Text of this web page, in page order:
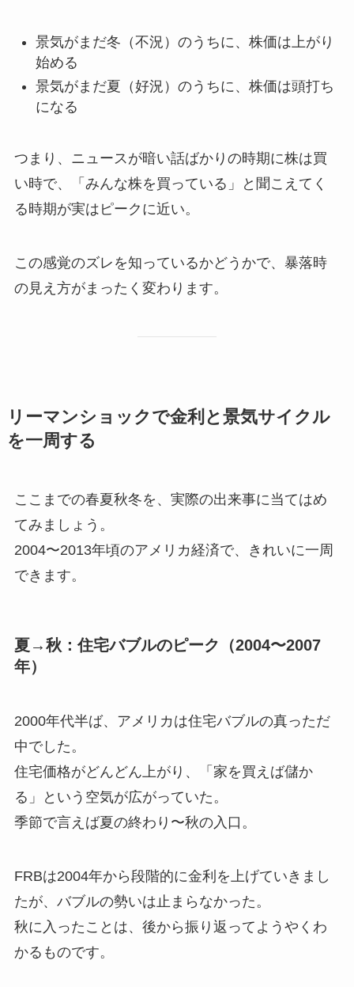
景気がまだ冬（不況）のうちに、株価は上がり
始める
景気がまだ夏（好況）のうちに、株価は頭打ち
になる
つまり、ニュースが暗い話ばかりの時期に株は買
い時で、「みんな株を買っている」と聞こえてく
る時期が実はピークに近い。
この感覚のズレを知っているかどうかで、暴落時
の見え方がまったく変わります。
リーマンショックで金利と景気サイクル
を一周する
ここまでの春夏秋冬を、実際の出来事に当てはめ
てみましょう。
2004〜2013年頃のアメリカ経済で、きれいに一周
できます。
夏→秋：住宅バブルのピーク（2004〜2007
年）
2000年代半ば、アメリカは住宅バブルの真っただ
中でした。
住宅価格がどんどん上がり、「家を買えば儲か
る」という空気が広がっていた。
季節で言えば夏の終わり〜秋の入口。
FRBは2004年から段階的に金利を上げていきまし
たが、バブルの勢いは止まらなかった。
秋に入ったことは、後から振り返ってようやくわ
かるものです。